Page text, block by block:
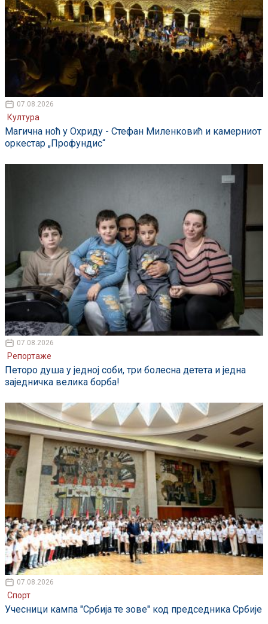
07.08.2026
Култура
Магична ноћ у Охриду - Стефан Миленковић и камерниот
оркестар „Профундис“
07.08.2026
Репортаже
Петоро душа у једној соби, три болесна детета и једна
заједничка велика борба!
07.08.2026
Спорт
Учесници кампа "Србија те зове" код председника Србије